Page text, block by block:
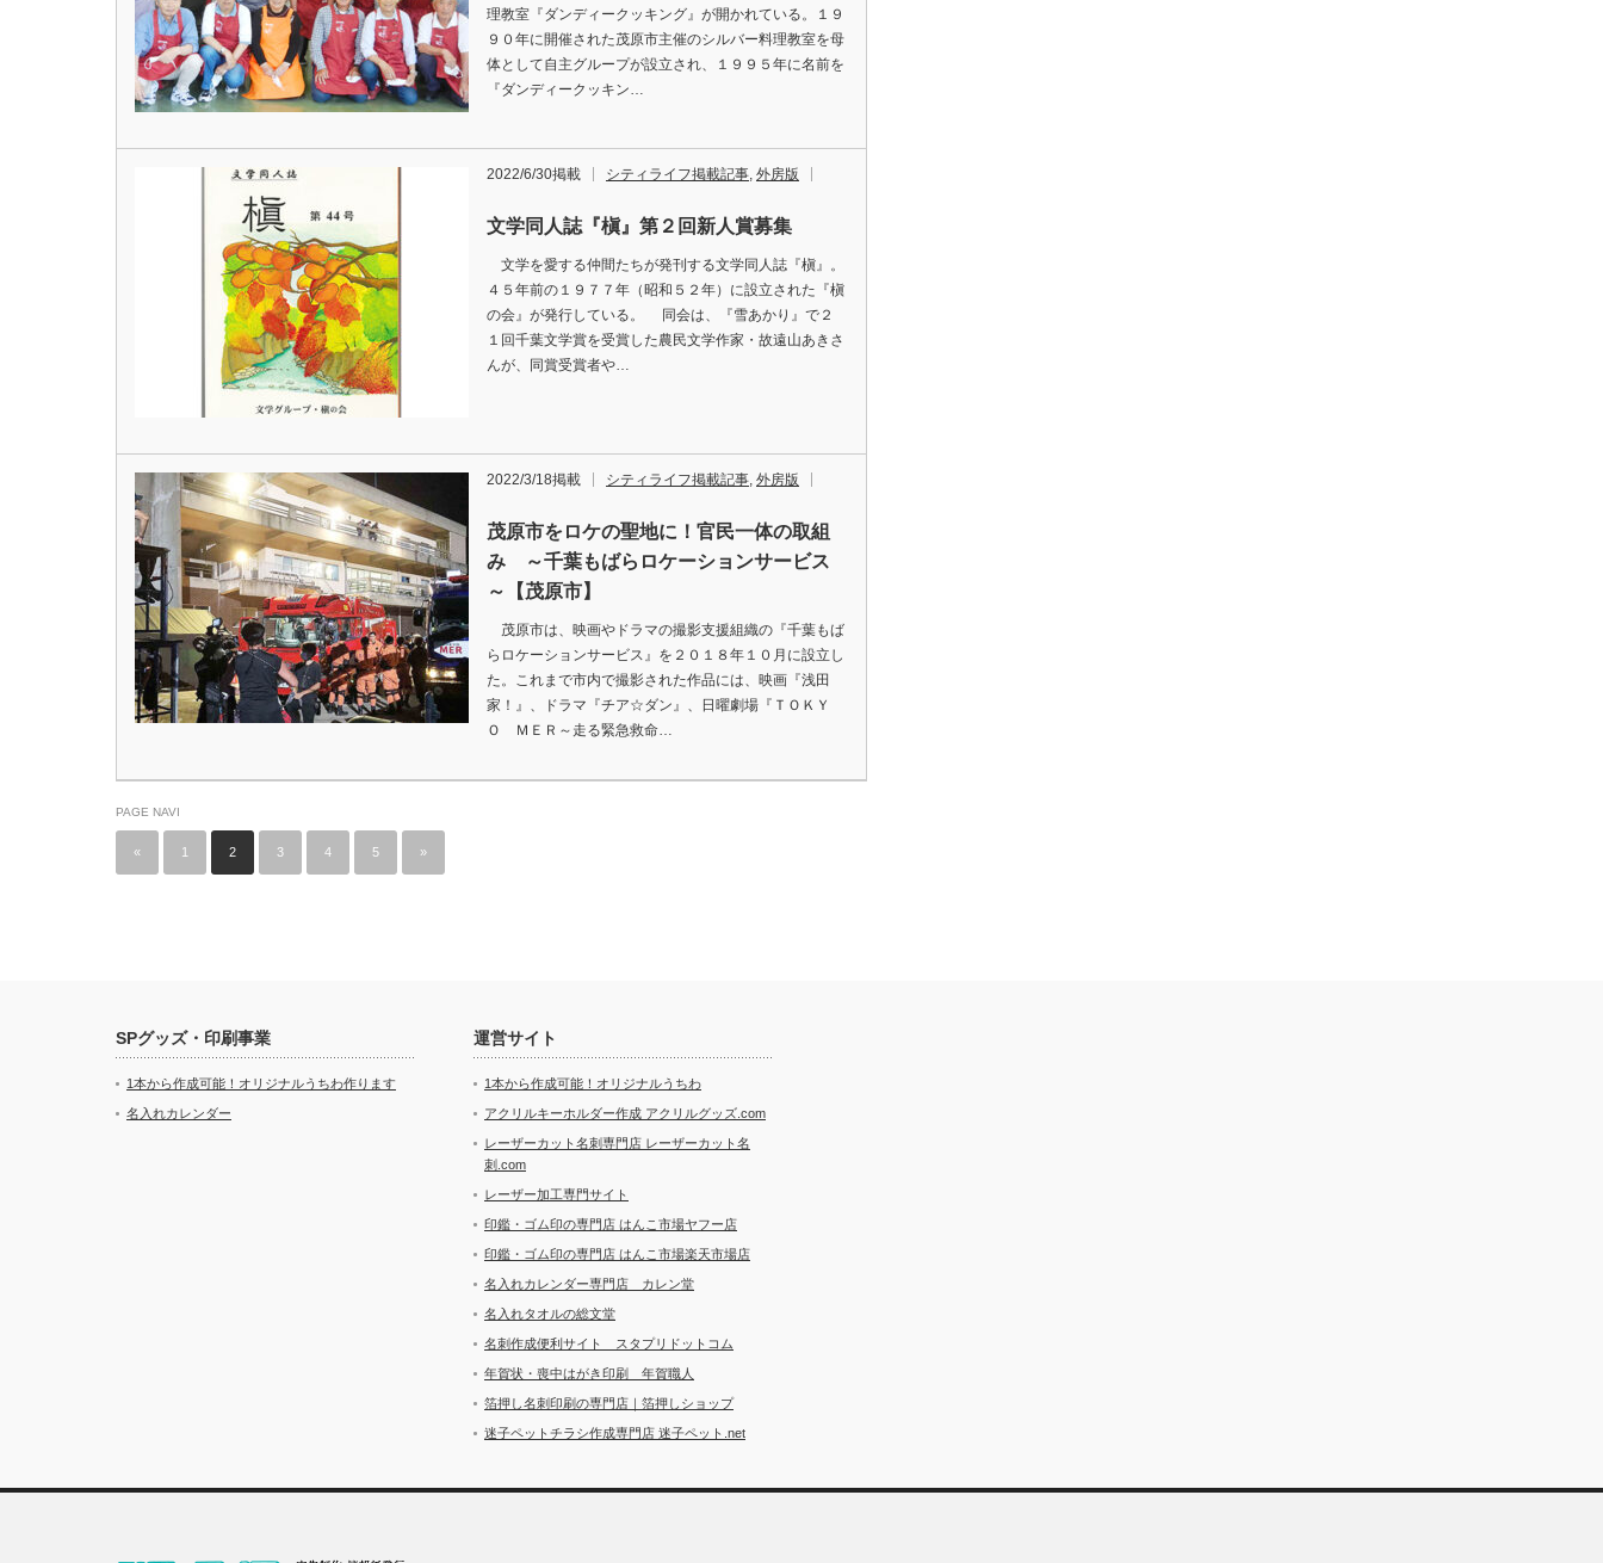
理教室『ダンディークッキング』が開かれている。１９
９０年に開催された茂原市主催のシルバー料理教室を母
体として自主グループが設立され、１９９５年に名前を
『ダンディークッキン…
2022/6/30掲載 シティライフ掲載記事, 外房版
文学同人誌『槇』第２回新人賞募集
文学を愛する仲間たちが発刊する文学同人誌『槇』。
４５年前の１９７７年（昭和５２年）に設立された『槇
の会』が発行している。 同会は、『雪あかり』で２
１回千葉文学賞を受賞した農民文学作家・故遠山あきさ
んが、同賞受賞者や…
2022/3/18掲載 シティライフ掲載記事, 外房版
茂原市をロケの聖地に！官民一体の取組
み ～千葉もばらロケーションサービス
～【茂原市】
茂原市は、映画やドラマの撮影支援組織の『千葉もば
らロケーションサービス』を２０１８年１０月に設立し
た。これまで市内で撮影された作品には、映画『浅田
家！』、ドラマ『チア☆ダン』、日曜劇場『ＴＯＫＹ
Ｏ ＭＥＲ～走る緊急救命…
PAGE NAVI
« 1 2 3 4 5 »
SPグッズ・印刷事業
1本から作成可能！オリジナルうちわ作ります
名入れカレンダー
運営サイト
1本から作成可能！オリジナルうちわ
アクリルキーホルダー作成 アクリルグッズ.com
レーザーカット名刺専門店 レーザーカット名
刺.com
レーザー加工専門サイト
印鑑・ゴム印の専門店 はんこ市場ヤフー店
印鑑・ゴム印の専門店 はんこ市場楽天市場店
名入れカレンダー専門店 カレン堂
名入れタオルの総文堂
名刺作成便利サイト スタプリドットコム
年賀状・喪中はがき印刷 年賀職人
箔押し名刺印刷の専門店｜箔押しショップ
迷子ペットチラシ作成専門店 迷子ペット.net